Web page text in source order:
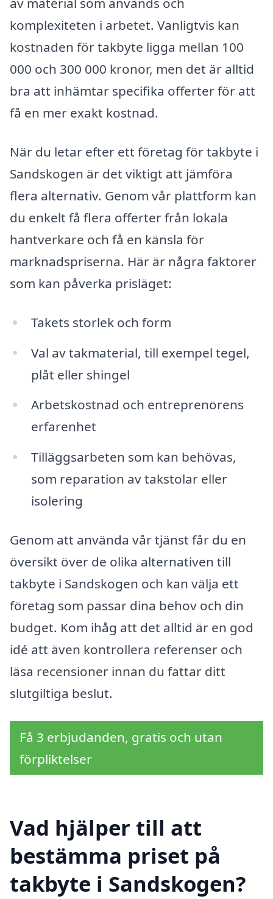
komplexiteten i arbetet. Vanligtvis kan
kostnaden för takbyte ligga mellan 100
000 och 300 000 kronor, men det är alltid
bra att inhämtar specifika offerter för att
få en mer exakt kostnad.
När du letar efter ett företag för takbyte i
Sandskogen är det viktigt att jämföra
flera alternativ. Genom vår plattform kan
du enkelt få flera offerter från lokala
hantverkare och få en känsla för
marknadspriserna. Här är några faktorer
som kan påverka prisläget:
Takets storlek och form
Val av takmaterial, till exempel tegel,
plåt eller shingel
Arbetskostnad och entreprenörens
erfarenhet
Tilläggsarbeten som kan behövas,
som reparation av takstolar eller
isolering
Genom att använda vår tjänst får du en
översikt över de olika alternativen till
takbyte i Sandskogen och kan välja ett
företag som passar dina behov och din
budget. Kom ihåg att det alltid är en god
idé att även kontrollera referenser och
läsa recensioner innan du fattar ditt
slutgiltiga beslut.
Få 3 erbjudanden, gratis och utan
förpliktelser
Vad hjälper till att
bestämma priset på
takbyte i Sandskogen?